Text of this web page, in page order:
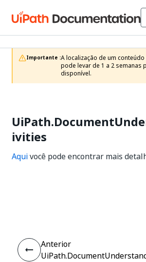
Importante :A localização de um
pode levar de 1 a 2 semanas
disponível.
ivities
Aquivocê pode encontrar mais
Anterior